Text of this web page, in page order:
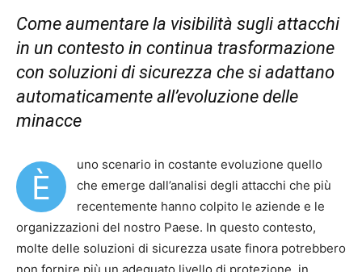
Come aumentare la visibilità sugli attacchi
in un contesto in continua trasformazione
con soluzioni di sicurezza che si adattano
automaticamente all’evoluzione delle
minacce
È
uno scenario in costante evoluzione quello
che emerge dall’analisi degli attacchi che più
recentemente hanno colpito le aziende e le
organizzazioni del nostro Paese. In questo contesto,
molte delle soluzioni di sicurezza usate finora potrebbero